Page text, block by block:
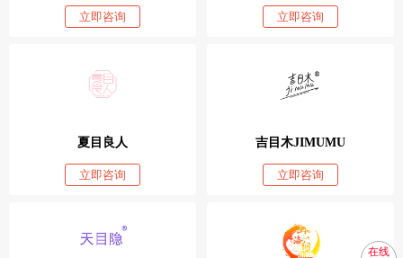
立即咨询 立即咨询
夏目良人
立即咨询
吉目木JIMUMU
立即咨询
在线